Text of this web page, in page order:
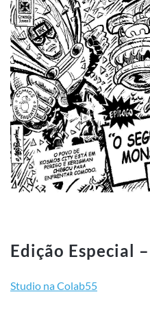
Edição Especial
Studio na Colab55